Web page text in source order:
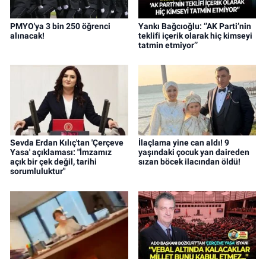
PMYO'ya 3 bin 250 öğrenci
alınacak!
Yankı Bağcıoğlu: ‘’AK Parti’nin
teklifi içerik olarak hiç kimseyi
tatmin etmiyor’’
Sevda Erdan Kılıç'tan 'Çerçeve
Yasa' açıklaması: "İmzamız
açık bir çek değil, tarihi
sorumluluktur"
İlaçlama yine can aldı! 9
yaşındaki çocuk yan daireden
sızan böcek ilacından öldü!